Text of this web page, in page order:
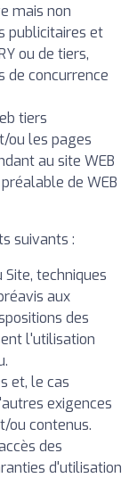
mais non
publicitaires et
ou de tiers,
de concurrence
tiers
ou les pages
au site WEB
de WEB
suivants :
techniques
aux
des
l'utilisation
et, le cas
exigences
ou contenus.
des
d'utilisation